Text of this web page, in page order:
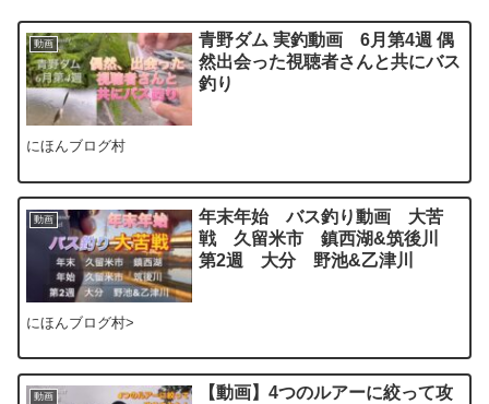
動画
青野ダム 実釣動画 6月第4週 偶
然出会った視聴者さんと共にバス
釣り
にほんブログ村
動画
年末年始 バス釣り動画 大苦
戦 久留米市 鎮西湖&筑後川
第2週 大分 野池&乙津川
にほんブログ村>
動画
【動画】4つのルアーに絞って攻